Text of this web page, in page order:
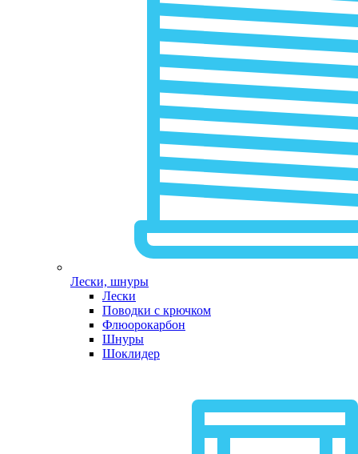
Лески, шнуры
Лески
Поводки с крючком
Флюорокарбон
Шнуры
Шоклидер